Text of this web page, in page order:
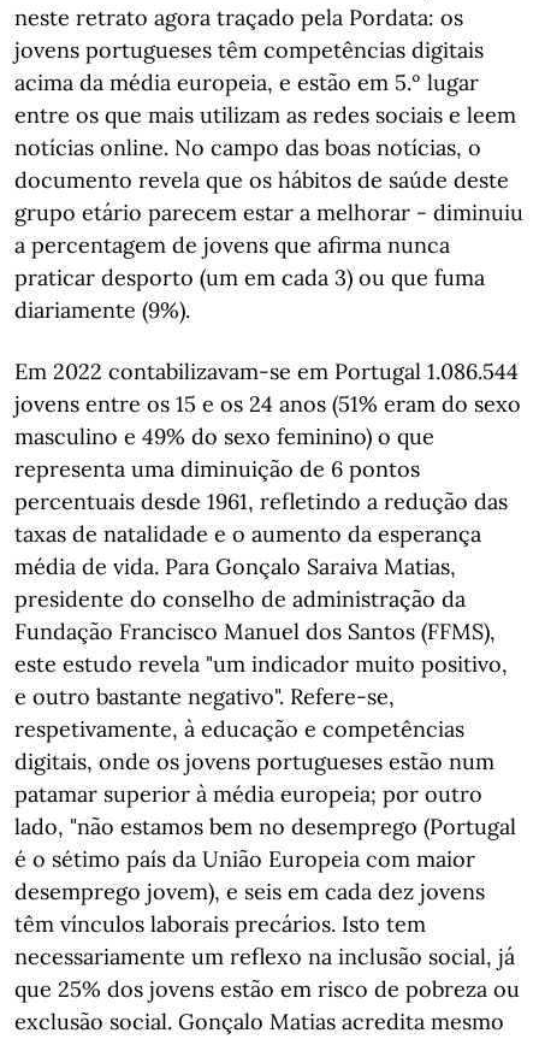
neste retrato agora traçado pela Pordata: os
jovens portugueses têm competências digitais
acima da média europeia, e estão em 5.º lugar
entre os que mais utilizam as redes sociais e leem
notícias online. No campo das boas notícias, o
documento revela que os hábitos de saúde deste
grupo etário parecem estar a melhorar - diminuiu
a percentagem de jovens que afirma nunca
praticar desporto (um em cada 3) ou que fuma
diariamente (9%).
Em 2022 contabilizavam-se em Portugal 1.086.544
jovens entre os 15 e os 24 anos (51% eram do sexo
masculino e 49% do sexo feminino) o que
representa uma diminuição de 6 pontos
percentuais desde 1961, refletindo a redução das
taxas de natalidade e o aumento da esperança
média de vida. Para Gonçalo Saraiva Matias,
presidente do conselho de administração da
Fundação Francisco Manuel dos Santos (FFMS),
este estudo revela "um indicador muito positivo,
e outro bastante negativo". Refere-se,
respetivamente, à educação e competências
digitais, onde os jovens portugueses estão num
patamar superior à média europeia; por outro
lado, "não estamos bem no desemprego (Portugal
é o sétimo país da União Europeia com maior
desemprego jovem), e seis em cada dez jovens
têm vínculos laborais precários. Isto tem
necessariamente um reflexo na inclusão social, já
que 25% dos jovens estão em risco de pobreza ou
exclusão social. Gonçalo Matias acredita mesmo